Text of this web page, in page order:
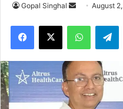
Gopal Singhal
n
d
a
n
e
m
August